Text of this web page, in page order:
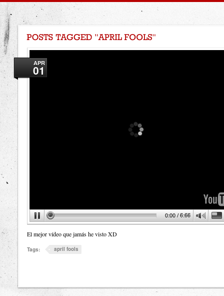
APR
01
El mejor vídeo que jamás he visto XD
Tags: april fools